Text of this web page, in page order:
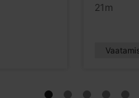
21m